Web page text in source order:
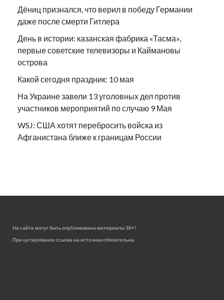
Дёниц признался, что верил в победу Германии
даже после смерти Гитлера
День в истории: казанская фабрика «Тасма»,
первые советские телевизоры и Каймановы
острова
Какой сегодня праздник: 10 мая
На Украине завели 13 уголовных дел против
участников мероприятий по случаю 9 Мая
WSJ: США хотят перебросить войска из
Афганистана ближе к границам России
На сайте могут быть опубликованы материалы 18+!
При цитировании ссылка на источник обязательна.